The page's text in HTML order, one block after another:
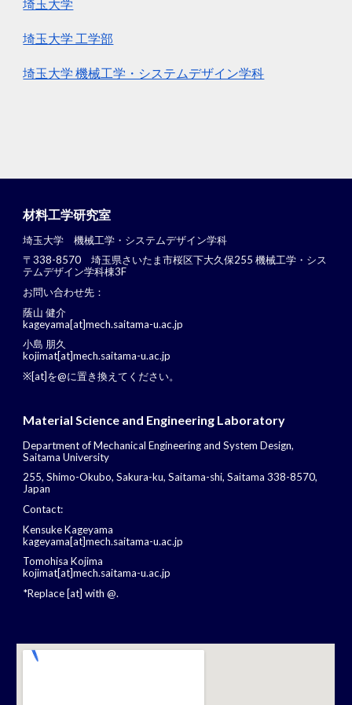
埼玉大学
埼玉大学 工学部
埼玉大学 機械工学・システムデザイン学科
材料工学研究室
埼玉大学 機械工学・システムデザイン学科
〒338-8570
埼玉県さいたま市桜区下大久保255 機械工学・シス
テムデザイン学科棟3F
お問い合わせ先：
蔭山 健介
kageyama[at]mech.saitama-u.ac.jp
小島 朋久
kojimat[at]mech.saitama-u.ac.jp
※[at]を@に置き換えてください。
Material Science and Engineering Laboratory
Department of Mechanical Engineering and System Design,
Saitama University
255, Shimo-Okubo, Sakura-ku, Saitama-shi, Saitama 338-8570,
Japan
Contact:
Kensuke Kageyama
kageyama[at]mech.saitama-u.ac.jp
Tomohisa Kojima
kojimat[at]mech.saitama-u.ac.jp
*Replace [at] with @.